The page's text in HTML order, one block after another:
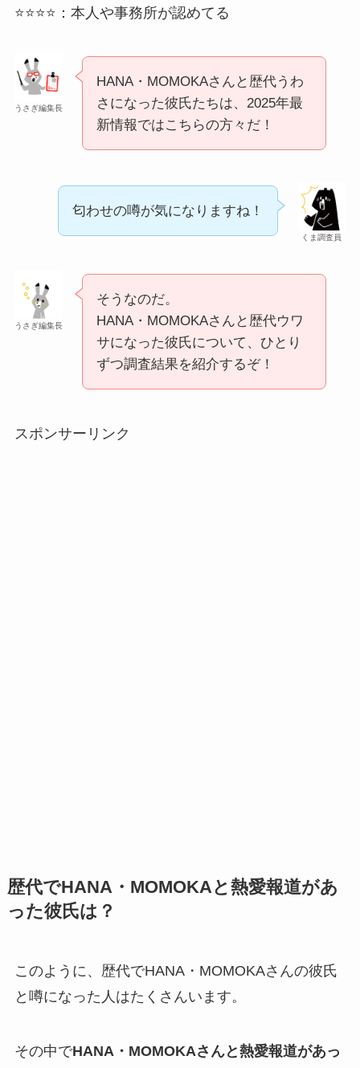
⭐️⭐️⭐️⭐️：本人や事務所が認めてる
うさぎ編集長
HANA・MOMOKAさんと歴代うわ
さになった彼氏たちは、2025年最
新情報ではこちらの方々だ！
くま調査員
匂わせの噂が気になりますね！
うさぎ編集長
そうなのだ。
HANA・MOMOKAさんと歴代ウワ
サになった彼氏について、ひとり
ずつ調査結果を紹介するぞ！
スポンサーリンク
歴代でHANA・MOMOKAと熱愛報道があ
った彼氏は？
このように、歴代でHANA・MOMOKAさんの彼氏
と噂になった人はたくさんいます。
その中でHANA・MOMOKAさんと熱愛報道があっ